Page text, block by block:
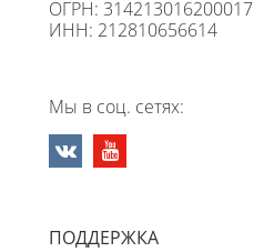
ОГРН: 314213016200017
ИНН: 212810656614
Мы в соц. сетях:
ПОДДЕРЖКА